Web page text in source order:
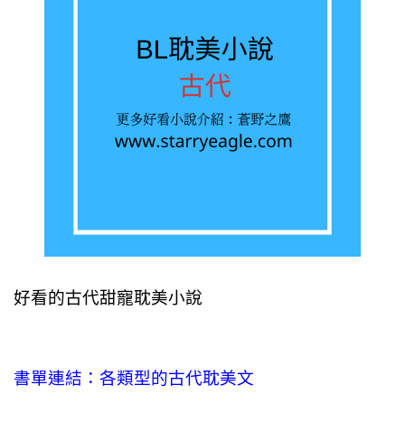
好看的古代甜寵耽美小說
書單連結：各類型的古代耽美文